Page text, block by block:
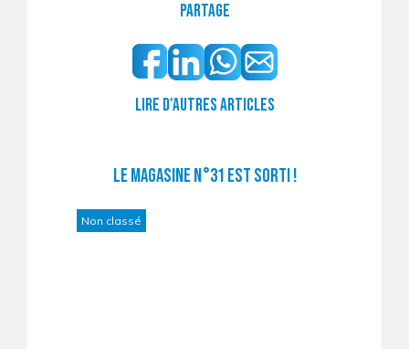
Partage
Lire d'autres articles
Le magasine n°31 est sorti !
Non classé